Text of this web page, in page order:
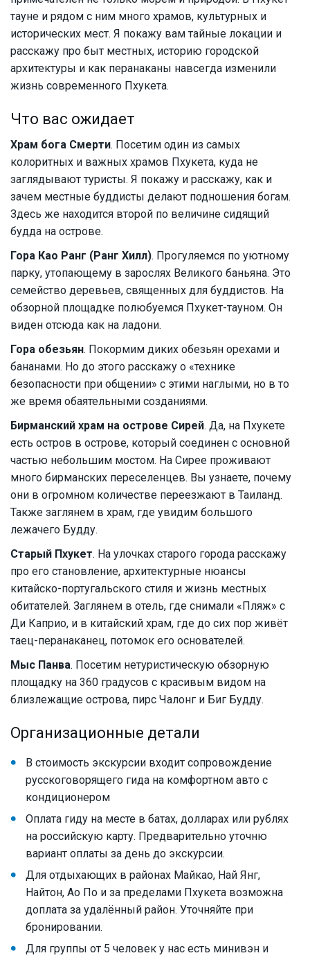
тауне и рядом с ним много храмов, культурных и
исторических мест. Я покажу вам тайные локации и
расскажу про быт местных, историю городской
архитектуры и как перанаканы навсегда изменили
жизнь современного Пхукета.
Что вас ожидает
Храм бога Смерти. Посетим один из самых
колоритных и важных храмов Пхукета, куда не
заглядывают туристы. Я покажу и расскажу, как и
зачем местные буддисты делают подношения богам.
Здесь же находится второй по величине сидящий
будда на острове.
Гора Као Ранг (Ранг Хилл). Прогуляемся по уютному
парку, утопающему в зарослях Великого баньяна. Это
семейство деревьев, священных для буддистов. На
обзорной площадке полюбуемся Пхукет-тауном. Он
виден отсюда как на ладони.
Гора обезьян. Покормим диких обезьян орехами и
бананами. Но до этого расскажу о «технике
безопасности при общении» с этими наглыми, но в то
же время обаятельными созданиями.
Бирманский храм на острове Сирей. Да, на Пхукете
есть остров в острове, который соединен с основной
частью небольшим мостом. На Сирее проживают
много бирманских переселенцев. Вы узнаете, почему
они в огромном количестве переезжают в Таиланд.
Также заглянем в храм, где увидим большого
лежачего Будду.
Старый Пхукет. На улочках старого города расскажу
про его становление, архитектурные нюансы
китайско-португальского стиля и жизнь местных
обитателей. Заглянем в отель, где снимали «Пляж» с
Ди Каприо, и в китайский храм, где до сих пор живёт
таец-перанаканец, потомок его основателей.
Мыс Панва. Посетим нетуристическую обзорную
площадку на 360 градусов с красивым видом на
близлежащие острова, пирс Чалонг и Биг Будду.
Организационные детали
В стоимость экскурсии входит сопровождение
русскоговорящего гида на комфортном авто с
кондиционером
Оплата гиду на месте в батах, долларах или рублях
на российскую карту. Предварительно уточню
вариант оплаты за день до экскурсии.
Для отдыхающих в районах Майкао, Най Янг,
Найтон, Ао По и за пределами Пхукета возможна
доплата за удалённый район. Уточняйте при
бронировании.
Для группы от 5 человек у нас есть минивэн и